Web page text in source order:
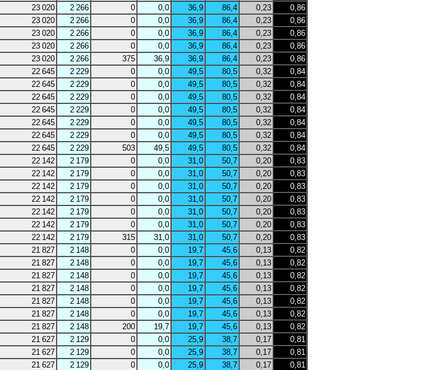
23 020 2 266 0 0,0 36,9 86,4 0,23
0,86
23 020 2 266 0 0,0 36,9 86,4 0,23
0,86
23 020 2 266 0 0,0 36,9 86,4 0,23
0,86
23 020 2 266 0 0,0 36,9 86,4 0,23
0,86
23 020 2 266 375 36,9 36,9 86,4 0,23
0,86
22 645 2 229 0 0,0 49,5 80,5 0,32
0,84
22 645 2 229 0 0,0 49,5 80,5 0,32
0,84
22 645 2 229 0 0,0 49,5 80,5 0,32
0,84
22 645 2 229 0 0,0 49,5 80,5 0,32
0,84
22 645 2 229 0 0,0 49,5 80,5 0,32
0,84
22 645 2 229 0 0,0 49,5 80,5 0,32
0,84
22 645 2 229 503 49,5 49,5 80,5 0,32
0,84
22 142 2 179 0 0,0 31,0 50,7 0,20
0,83
22 142 2 179 0 0,0 31,0 50,7 0,20
0,83
22 142 2 179 0 0,0 31,0 50,7 0,20
0,83
22 142 2 179 0 0,0 31,0 50,7 0,20
0,83
22 142 2 179 0 0,0 31,0 50,7 0,20
0,83
22 142 2 179 0 0,0 31,0 50,7 0,20
0,83
22 142 2 179 315 31,0 31,0 50,7 0,20
0,83
21 827 2 148 0 0,0 19,7 45,6 0,13
0,82
21 827 2 148 0 0,0 19,7 45,6 0,13
0,82
21 827 2 148 0 0,0 19,7 45,6 0,13
0,82
21 827 2 148 0 0,0 19,7 45,6 0,13
0,82
21 827 2 148 0 0,0 19,7 45,6 0,13
0,82
21 827 2 148 0 0,0 19,7 45,6 0,13
0,82
21 827 2 148 200 19,7 19,7 45,6 0,13
0,82
21 627 2 129 0 0,0 25,9 38,7 0,17
0,81
21 627 2 129 0 0,0 25,9 38,7 0,17
0,81
21 627 2 129 0 0,0 25,9 38,7 0,17
0,81